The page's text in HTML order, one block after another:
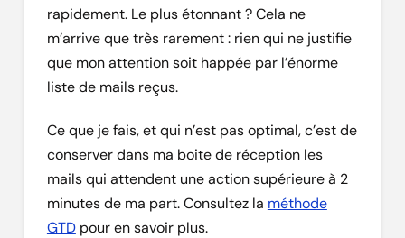
rapidement. Le plus étonnant ? Cela ne
m’arrive que très rarement : rien qui ne justifie
que mon attention soit happée par l’énorme
liste de mails reçus.
Ce que je fais, et qui n’est pas optimal, c’est de
conserver dans ma boite de réception les
mails qui attendent une action supérieure à 2
minutes de ma part. Consultez la méthode
GTDpour en savoir plus.